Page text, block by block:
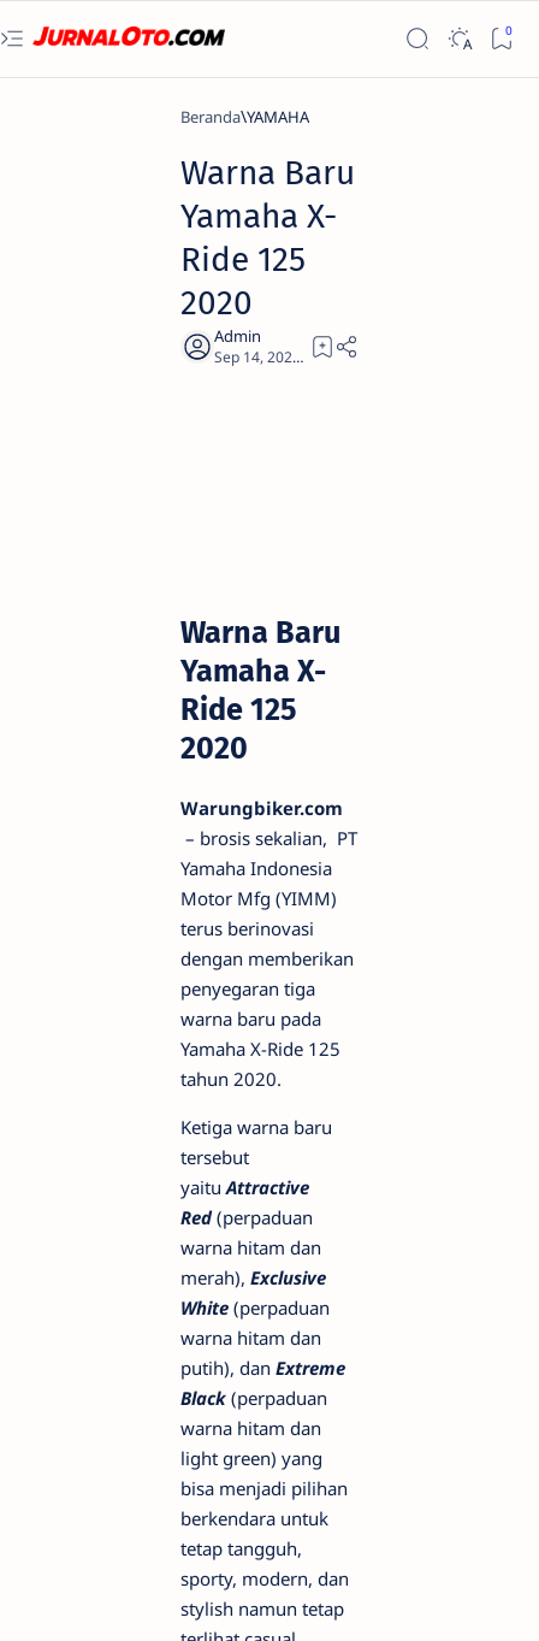
Beranda YAMAHA
Warna Baru
Yamaha X-
Ride 125
2020
2
Warna Baru
Yamaha X-
Ride 125
2020
Warungbiker.com
– brosis sekalian, PT
Yamaha Indonesia
Motor Mfg (YIMM)
terus berinovasi
dengan memberikan
penyegaran tiga
warna baru pada
Yamaha X-Ride 125
tahun 2020.
Ketiga warna baru
tersebut
yaituAttractive
Red(perpaduan
warna hitam dan
merah), Exclusive
White (perpaduan
warna hitam dan
putih), dan Extreme
Black (perpaduan
warna hitam dan
light green) yang
bisa menjadi pilihan
berkendara untuk
tetap tangguh,
sporty, modern, dan
stylish namun tetap